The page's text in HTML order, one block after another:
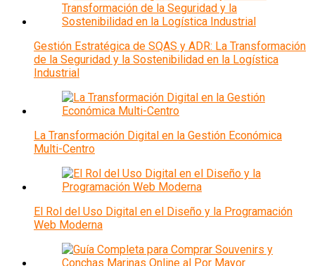
Gestión Estratégica de SQAS y ADR: La Transformación
de la Seguridad y la Sostenibilidad en la Logística
Industrial
La Transformación Digital en la Gestión Económica
Multi-Centro
El Rol del Uso Digital en el Diseño y la Programación
Web Moderna